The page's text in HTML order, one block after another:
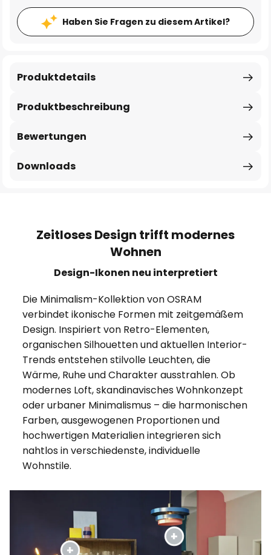
Haben Sie Fragen zu diesem Artikel?
Produktbeschreibung
Produktdetails
Bewertungen
Downloads
Zeitloses Design trifft modernes
Wohnen
Design-Ikonen neu interpretiert
Die Minimalism-Kollektion von OSRAM
verbindet ikonische Formen mit zeitgemäßem
Design. Inspiriert von Retro-Elementen,
organischen Silhouetten und aktuellen Interior-
Trends entstehen stilvolle Leuchten, die
Wärme, Ruhe und Charakter ausstrahlen. Ob
modernes Loft, skandinavisches Wohnkonzept
oder urbaner Minimalismus – die harmonischen
Farben, ausgewogenen Proportionen und
hochwertigen Materialien integrieren sich
nahtlos in verschiedenste, individuelle
Wohnstile.